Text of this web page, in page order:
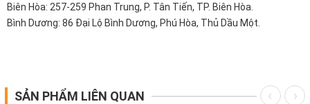
Biên Hòa: 257-259 Phan Trung, P. Tân Tiến, TP. Biên Hòa.
Bình Dương: 86 Đại Lộ Bình Dương, Phú Hòa, Thủ Dầu Một.
SẢN PHẨM LIÊN QUAN